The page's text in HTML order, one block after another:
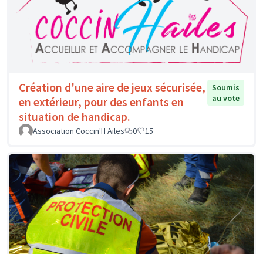
Création d'une aire de jeux sécurisée,
en extérieur, pour des enfants en
situation de handicap.
Soumis
au vote
Association Coccin'H Ailes 0 15